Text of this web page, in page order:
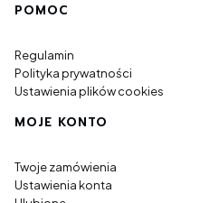
POMOC
Regulamin
Polityka prywatności
Ustawienia plików cookies
MOJE KONTO
Twoje zamówienia
Ustawienia konta